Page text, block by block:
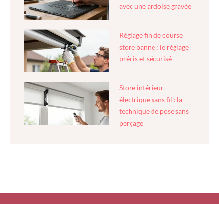
avec une ardoise gravée
Réglage fin de course
store banne : le réglage
précis et sécurisé
Store intérieur
électrique sans fil : la
technique de pose sans
perçage